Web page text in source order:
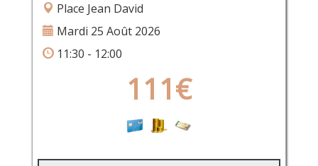
Place Jean David
Mardi 25 Août 2026
11:30 - 12:00
111€